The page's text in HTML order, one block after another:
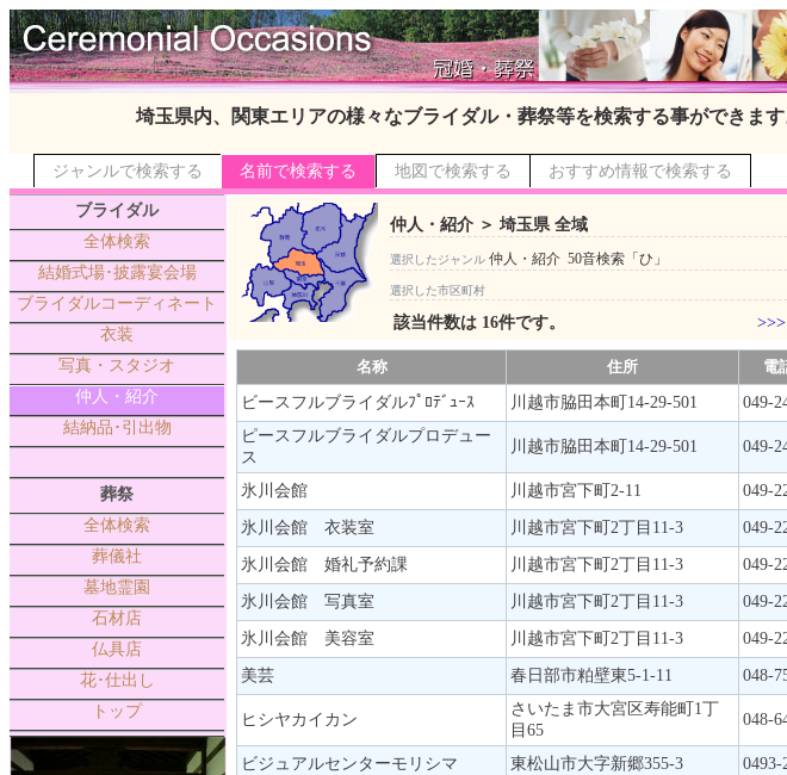
埼玉県内、関東エリアの様々なブライダル・葬祭等を検索する事ができます
ジャンルで検索する 名前で検索する 地図で検索する おすすめ情報で検索する
ブライダル
全体検索
結婚式場･披露宴会場
ブライダルコーディネート
衣装
写真・スタジオ
仲人・紹介
結納品･引出物
葬祭
全体検索
葬儀社
墓地霊園
石材店
仏具店
花･仕出し
トップ
仲人・紹介 ＞ 埼玉県 全域
選択したジャンル 仲人・紹介 50音検索「ひ」
選択した市区町村
該当件数は 16件です。
名称 住所 電
ビースフルブライダルﾌﾟﾛﾃﾞｭｰｽ
川越市脇田本町14-29-501
049-
ピースフルブライダルプロデュー
ス
川越市脇田本町14-29-501 049-
氷川会館 川越市宮下町2-11 049-
氷川会館 衣装室 川越市宮下町2丁目11-3 049-
氷川会館 婚礼予約課 川越市宮下町2丁目11-3 049-
氷川会館 写真室 川越市宮下町2丁目11-3 049-
氷川会館 美容室 川越市宮下町2丁目11-3 049-
美芸 春日部市粕壁東5-1-11 048-
ヒシヤカイカン
さいたま市大宮区寿能町1丁
目65
048-
ビジュアルセンターモリシマ 東松山市大字新郷355-3 0493-